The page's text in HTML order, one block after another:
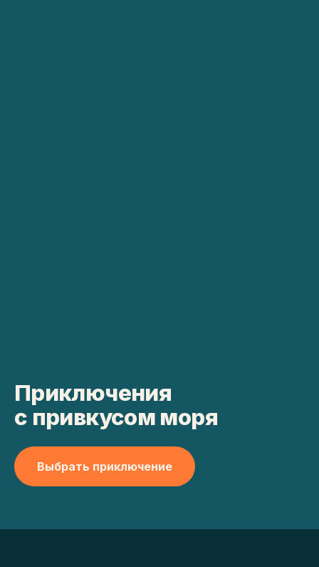
Приключения
с привкусом моря
Выбрать приключение